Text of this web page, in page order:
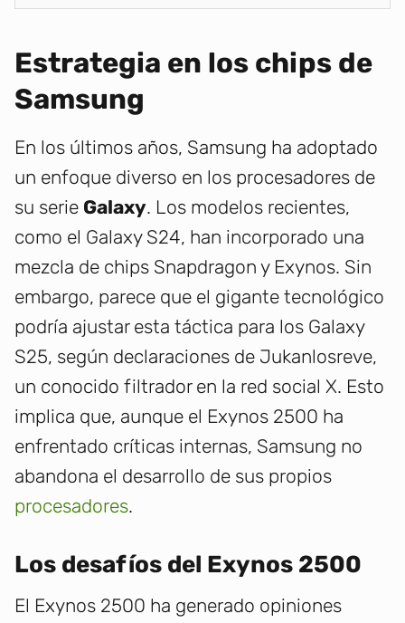
Estrategia en los chips de
Samsung
En los últimos años, Samsung ha adoptado
un enfoque diverso en los procesadores de
su serie Galaxy. Los modelos recientes,
como el Galaxy S24, han incorporado una
mezcla de chips Snapdragon y Exynos. Sin
embargo, parece que el gigante tecnológico
podría ajustar esta táctica para los Galaxy
S25, según declaraciones de Jukanlosreve,
un conocido filtrador en la red social X. Esto
implica que, aunque el Exynos 2500 ha
enfrentado críticas internas, Samsung no
abandona el desarrollo de sus propios
procesadores.
Los desafíos del Exynos 2500
El Exynos 2500 ha generado opiniones